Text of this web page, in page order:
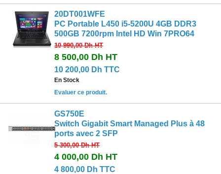
20DT001WFE
PC Portable L450 i5-5200U 4GB DDR3
500GB 7200rpm Intel HD Win 7PRO64
10 990,00 DhHT
8 500,00 Dh HT
10 200,00 Dh TTC
En Stock
Evaluer ce produit.
GS750E
Switch Gigabit Smart Managed Plus à 48
ports avec 2 SFP
5 300,00 DhHT
4 000,00 Dh HT
4 800,00 Dh TTC